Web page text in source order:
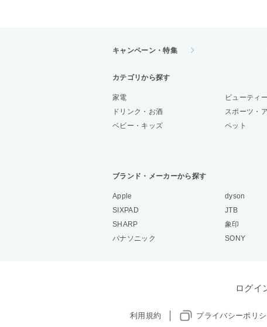
キャンペーン・特集
カテゴリから探す
家電 ビューティ
ドリンク・お酒
スポーツ・
ベビー・キッズ
ペット
ブランド・メーカーから探す
Apple dyson
SIXPAD
JTB
SHARP
象印
パナソニック
SONY
ログイ
利用規約 プライバシーポリ